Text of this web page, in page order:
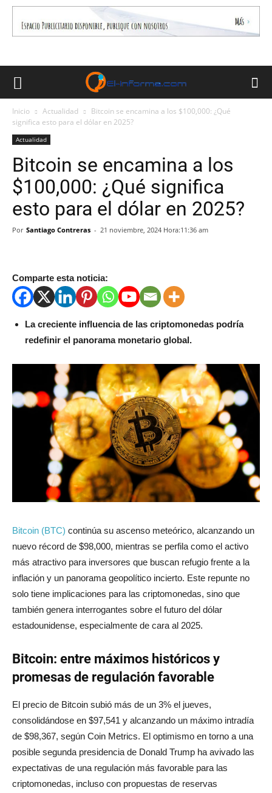
Inicio Actualidad
Bitcoin se encamina a los $100,000: ¿Qué
significa esto para el dólar en 2025?
Actualidad
Bitcoin se encamina a los
$100,000: ¿Qué significa
esto para el dólar en 2025?
Por Santiago Contreras - 21 noviembre, 2024 Hora:11:36 am
Comparte esta noticia:
La creciente influencia de las criptomonedas podría
redefinir el panorama monetario global.
Bitcoin (BTC) continúa su ascenso meteórico, alcanzando un
nuevo récord de $98,000, mientras se perfila como el activo
más atractivo para inversores que buscan refugio frente a la
inflación y un panorama geopolítico incierto. Este repunte no
solo tiene implicaciones para las criptomonedas, sino que
también genera interrogantes sobre el futuro del dólar
estadounidense, especialmente de cara al 2025.
Bitcoin: entre máximos históricos y
promesas de regulación favorable
El precio de Bitcoin subió más de un 3% el jueves,
consolidándose en $97,541 y alcanzando un máximo intradía
de $98,367, según Coin Metrics. El optimismo en torno a una
posible segunda presidencia de Donald Trump ha avivado las
expectativas de una regulación más favorable para las
criptomonedas, incluso con propuestas de reservas